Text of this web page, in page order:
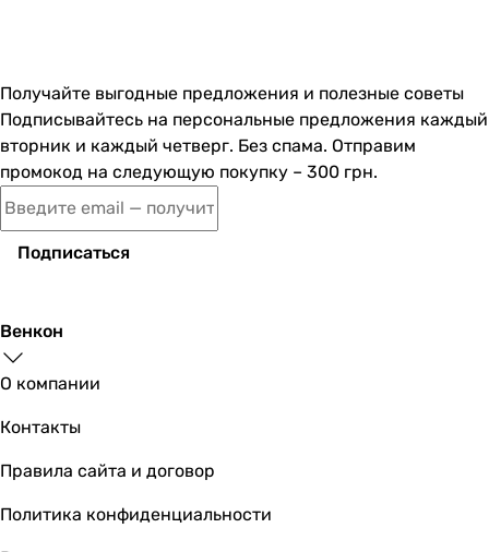
1/2 ″
1/2 ″
1/2 ″
1/2 ″
1/2 ″
1/2 ″
1/2 ″
Коллекции
Valtice
Bilovec
Pivot
Pivot
-
Получайте выгодные предложения и полезные советы
Подписывайтесь на персональные предложения каждый
вторник и каждый четверг. Без спама. Отправим
промокод на следующую покупку – 300 грн.
Подписаться
Венкон
О компании
Контакты
Правила сайта и договор
Политика конфиденциальности